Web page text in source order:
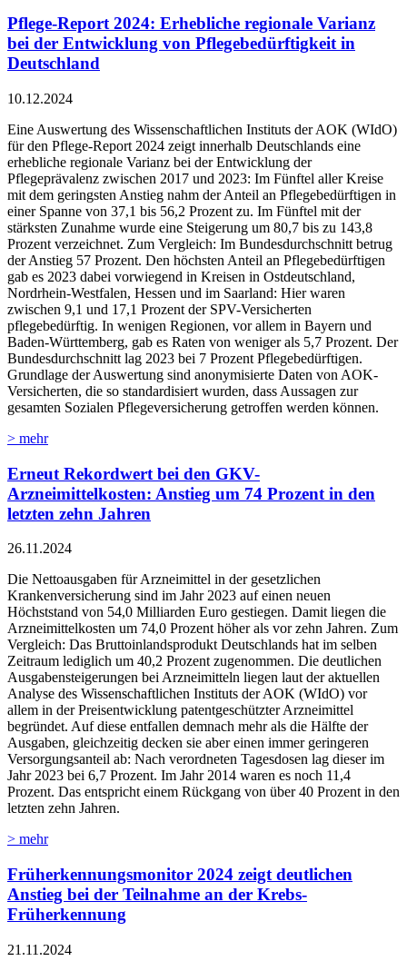
Pflege-Report 2024: Erhebliche regionale Varianz
bei der Entwicklung von Pflegebedürftigkeit in
Deutschland
10.12.2024
Eine Auswertung des Wissenschaftlichen Instituts der AOK (WIdO)
für den Pflege-Report 2024 zeigt innerhalb Deutschlands eine
erhebliche regionale Varianz bei der Entwicklung der
Pflegeprävalenz zwischen 2017 und 2023: Im Fünftel aller Kreise
mit dem geringsten Anstieg nahm der Anteil an Pflegebedürftigen in
einer Spanne von 37,1 bis 56,2 Prozent zu. Im Fünftel mit der
stärksten Zunahme wurde eine Steigerung um 80,7 bis zu 143,8
Prozent verzeichnet. Zum Vergleich: Im Bundesdurchschnitt betrug
der Anstieg 57 Prozent. Den höchsten Anteil an Pflegebedürftigen
gab es 2023 dabei vorwiegend in Kreisen in Ostdeutschland,
Nordrhein-Westfalen, Hessen und im Saarland: Hier waren
zwischen 9,1 und 17,1 Prozent der SPV-Versicherten
pflegebedürftig. In wenigen Regionen, vor allem in Bayern und
Baden-Württemberg, gab es Raten von weniger als 5,7 Prozent. Der
Bundesdurchschnitt lag 2023 bei 7 Prozent Pflegebedürftigen.
Grundlage der Auswertung sind anonymisierte Daten von AOK-
Versicherten, die so standardisiert wurden, dass Aussagen zur
gesamten Sozialen Pflegeversicherung getroffen werden können.
> mehr
Erneut Rekordwert bei den GKV-
Arzneimittelkosten: Anstieg um 74 Prozent in den
letzten zehn Jahren
26.11.2024
Die Nettoausgaben für Arzneimittel in der gesetzlichen
Krankenversicherung sind im Jahr 2023 auf einen neuen
Höchststand von 54,0 Milliarden Euro gestiegen. Damit liegen die
Arzneimittelkosten um 74,0 Prozent höher als vor zehn Jahren. Zum
Vergleich: Das Bruttoinlandsprodukt Deutschlands hat im selben
Zeitraum lediglich um 40,2 Prozent zugenommen. Die deutlichen
Ausgabensteigerungen bei Arzneimitteln liegen laut der aktuellen
Analyse des Wissenschaftlichen Instituts der AOK (WIdO) vor
allem in der Preisentwicklung patentgeschützter Arzneimittel
begründet. Auf diese entfallen demnach mehr als die Hälfte der
Ausgaben, gleichzeitig decken sie aber einen immer geringeren
Versorgungsanteil ab: Nach verordneten Tagesdosen lag dieser im
Jahr 2023 bei 6,7 Prozent. Im Jahr 2014 waren es noch 11,4
Prozent. Das entspricht einem Rückgang von über 40 Prozent in den
letzten zehn Jahren.
> mehr
Früherkennungsmonitor 2024 zeigt deutlichen
Anstieg bei der Teilnahme an der Krebs-
Früherkennung
21.11.2024